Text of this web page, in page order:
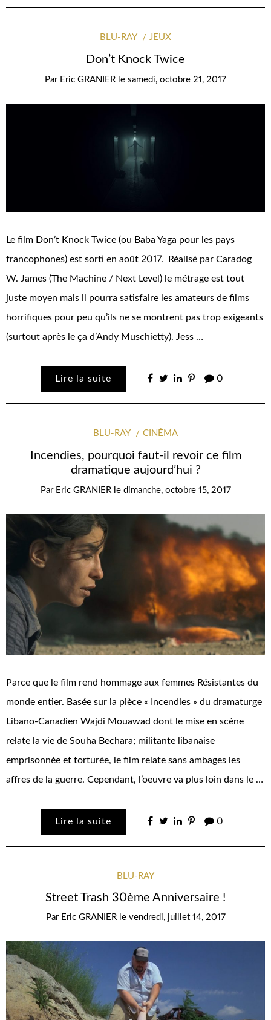
BLU-RAY JEUX
Don’t Knock Twice
Par Eric GRANIER le samedi, octobre 21, 2017
Le film Don’t Knock Twice (ou Baba Yaga pour les pays
francophones) est sorti en août 2017. Réalisé par Caradog
W. James (The Machine / Next Level) le métrage est tout
juste moyen mais il pourra satisfaire les amateurs de films
horrifiques pour peu qu’ils ne se montrent pas trop exigeants
(surtout après le ça d’Andy Muschietty). Jess …
Lire la suite 0
BLU-RAY CINÉMA
Incendies, pourquoi faut-il revoir ce film
dramatique aujourd’hui ?
Par Eric GRANIER le dimanche, octobre 15, 2017
Parce que le film rend hommage aux femmes Résistantes du
monde entier. Basée sur la pièce « Incendies » du dramaturge
Libano-Canadien Wajdi Mouawad dont le mise en scène
relate la vie de Souha Bechara; militante libanaise
emprisonnée et torturée, le film relate sans ambages les
affres de la guerre. Cependant, l’oeuvre va plus loin dans le …
Lire la suite 0
BLU-RAY
Street Trash 30ème Anniversaire !
Par Eric GRANIER le vendredi, juillet 14, 2017